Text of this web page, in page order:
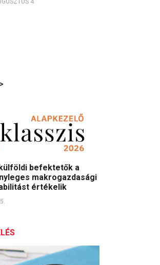
4.
befektetők a
makrogazdasági
értékelik